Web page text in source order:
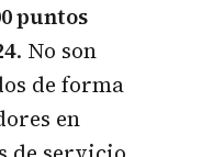
puntos
. No son
de forma
en